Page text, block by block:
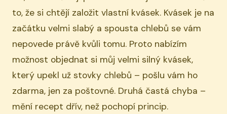
to, že si chtějí založit vlastní kvásek. Kvásek je na
začátku velmi slabý a spousta chlebů se vám
nepovede právě kvůli tomu. Proto nabízím
možnost objednat si můj velmi silný kvásek,
který upekl už stovky chlebů – pošlu vám ho
zdarma, jen za poštovné. Druhá častá chyba –
mění recept dřív, než pochopí princip.